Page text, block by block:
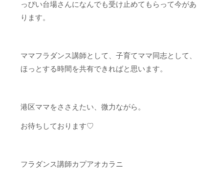
っぴい台場さんになんでも受け止めてもらって今があ
ります。
ママフラダンス講師として、子育てママ同志として、
ほっとする時間を共有できればと思います。
港区ママをささえたい、微力ながら。
お待ちしております♡
フラダンス講師カプアオカラニ